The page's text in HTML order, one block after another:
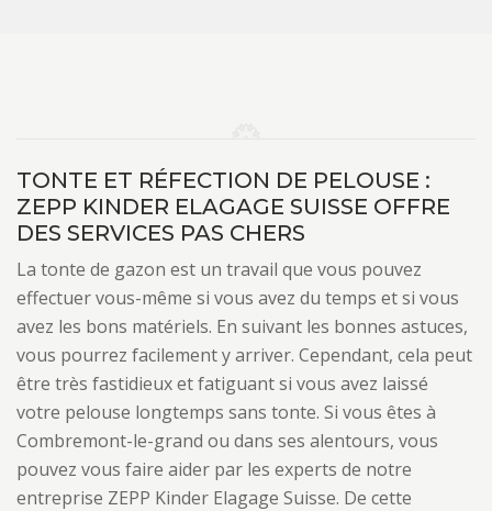
TONTE ET RÉFECTION DE PELOUSE :
ZEPP KINDER ELAGAGE SUISSE OFFRE
DES SERVICES PAS CHERS
La tonte de gazon est un travail que vous pouvez
effectuer vous-même si vous avez du temps et si vous
avez les bons matériels. En suivant les bonnes astuces,
vous pourrez facilement y arriver. Cependant, cela peut
être très fastidieux et fatiguant si vous avez laissé
votre pelouse longtemps sans tonte. Si vous êtes à
Combremont-le-grand ou dans ses alentours, vous
pouvez vous faire aider par les experts de notre
entreprise ZEPP Kinder Elagage Suisse. De cette